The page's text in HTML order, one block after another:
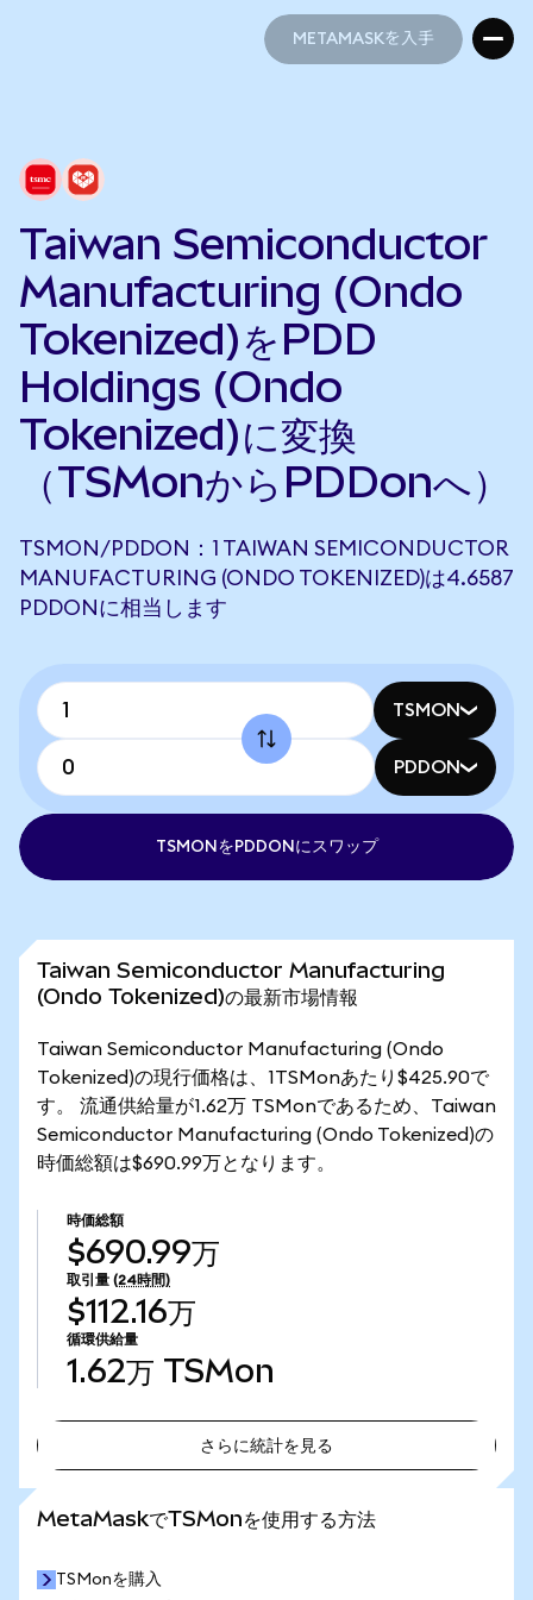
METAMASKを入手
Taiwan Semiconductor
Manufacturing (Ondo
Tokenized)をPDD
Holdings (Ondo
Tokenized)に変換
（TSMonからPDDonへ）
TSMON/PDDON：1 TAIWAN SEMICONDUCTOR
MANUFACTURING (ONDO TOKENIZED)は4.6587
PDDONに相当します
TSMON
PDDON
TSMONをPDDONにスワップ
Taiwan Semiconductor Manufacturing
(Ondo Tokenized)の最新市場情報
Taiwan Semiconductor Manufacturing (Ondo
Tokenized)の現行価格は、1TSMonあたり$425.90で
す。 流通供給量が1.62万 TSMonであるため、Taiwan
Semiconductor Manufacturing (Ondo Tokenized)の
時価総額は$690.99万となります。
時価総額
$690.99万
取引量 (24時間)
$112.16万
循環供給量
1.62万 TSMon
さらに統計を見る
MetaMaskでTSMonを使用する方法
TSMonを購入